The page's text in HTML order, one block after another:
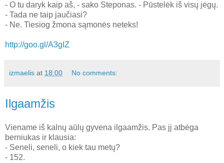
- O tu daryk kaip aš, - sako Steponas. - Pūstelėk iš visų jėgų.
- Tada ne taip jaučiasi?
- Ne. Tiesiog žmona sąmonės neteks!
http://goo.gl/A3gIZ
izmaelis at 18:00 No comments:
Ilgaamžis
Viename iš kalnų aūlų gyvena ilgaamžis. Pas jį atbėga
berniukas ir klausia:
- Seneli, seneli, o kiek tau metų?
- 152.